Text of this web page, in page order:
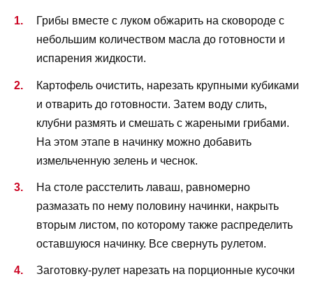
Грибы вместе с луком обжарить на сковороде с
небольшим количеством масла до готовности и
испарения жидкости.
Картофель очистить, нарезать крупными кубиками
и отварить до готовности. Затем воду слить,
клубни размять и смешать с жареными грибами.
На этом этапе в начинку можно добавить
измельченную зелень и чеснок.
На столе расстелить лаваш, равномерно
размазать по нему половину начинки, накрыть
вторым листом, по которому также распределить
оставшуюся начинку. Все свернуть рулетом.
Заготовку-рулет нарезать на порционные кусочки